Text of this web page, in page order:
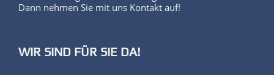
Dann nehmen Sie mit uns Kontakt auf!
WIR SIND FÜR SIE DA!